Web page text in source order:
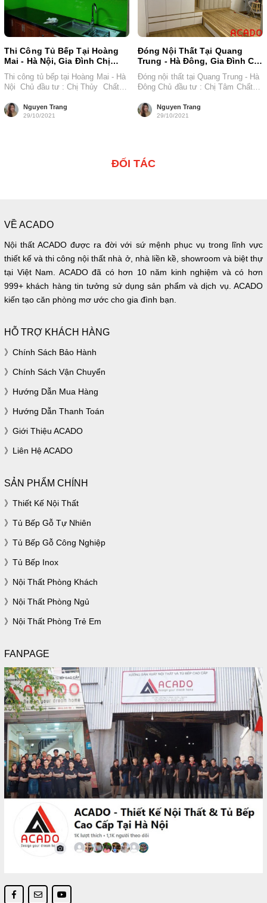
Thi Công Tủ Bếp Tại Hoàng
Mai - Hà Nội, Gia Đình Chị
Thủy
Thi công tủ bếp tại Hoàng Mai - Hà
Nội Chủ đầu tư : Chị Thủy Chất
Nguyen Trang
29/10/2021
Đóng Nội Thất Tại Quang
Trung - Hà Đông, Gia Đình Chị
Tâm
Đóng nội thất tại Quang Trung - Hà
Đông Chủ đầu tư : Chị Tâm Chất
Nguyen Trang
29/10/2021
ĐỐI TÁC
VỀ ACADO
Nội thất ACADO được ra đời với sứ mệnh phục vụ trong lĩnh vực
thiết kế và thi công nội thất nhà ở, nhà liền kề, showroom và biệt thự
tại Việt Nam. ACADO đã có hơn 10 năm kinh nghiệm và có hơn
999+ khách hàng tin tưởng sử dụng sản phẩm và dịch vụ. ACADO
kiến tạo căn phòng mơ ước cho gia đình bạn.
HỖ TRỢ KHÁCH HÀNG
Chính Sách Bảo Hành
Chính Sách Vận Chuyển
Hướng Dẫn Mua Hàng
Hướng Dẫn Thanh Toán
Giới Thiệu ACADO
Liên Hệ ACADO
SẢN PHẨM CHÍNH
Thiết Kế Nội Thất
Tủ Bếp Gỗ Tự Nhiên
Tủ Bếp Gỗ Công Nghiệp
Tủ Bếp Inox
Nội Thất Phòng Khách
Nội Thất Phòng Ngủ
Nội Thất Phòng Trẻ Em
FANPAGE